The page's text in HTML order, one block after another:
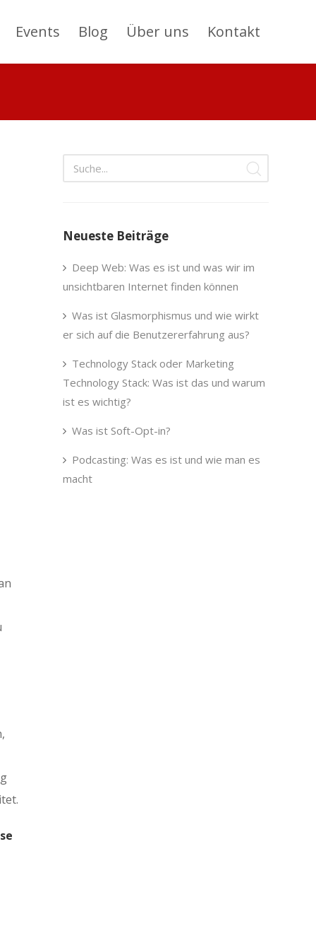
Events Blog Über uns Kontakt
Neueste Beiträge
Deep Web: Was es ist und was wir im
unsichtbaren Internet finden können
Was ist Glasmorphismus und wie wirkt
er sich auf die Benutzererfahrung aus?
Technology Stack oder Marketing
Technology Stack: Was ist das und warum
ist es wichtig?
Was ist Soft-Opt-in?
Podcasting: Was es ist und wie man es
macht